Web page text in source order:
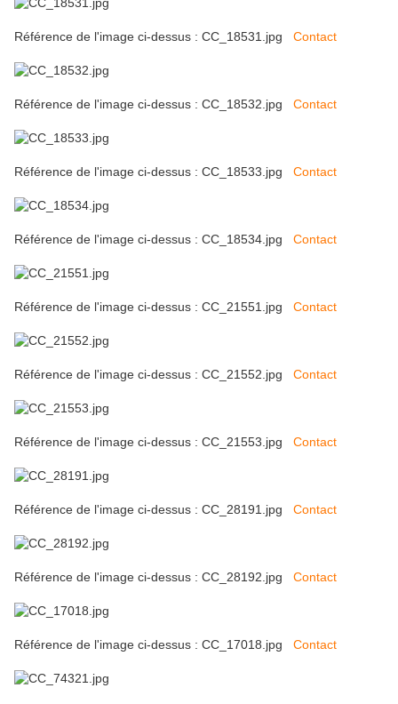
Référence de l'image ci-dessus : CC_18531.jpg Contact
Référence de l'image ci-dessus : CC_18532.jpg Contact
Référence de l'image ci-dessus : CC_18533.jpg Contact
Référence de l'image ci-dessus : CC_18534.jpg Contact
Référence de l'image ci-dessus : CC_21551.jpg Contact
Référence de l'image ci-dessus : CC_21552.jpg Contact
Référence de l'image ci-dessus : CC_21553.jpg Contact
Référence de l'image ci-dessus : CC_28191.jpg Contact
Référence de l'image ci-dessus : CC_28192.jpg Contact
Référence de l'image ci-dessus : CC_17018.jpg Contact